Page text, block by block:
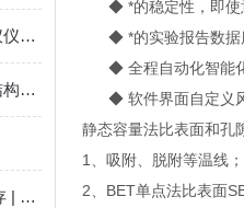
全自动真密度开闭孔率测试仪仪器原理
动态水蒸气吸附仪其主要的结构特点分别是什么？
CCUS技术 | 碳捕集/利用/封存 | 研究表征方法
◆ *的稳定性，即使
◆ *的实验报告数据
◆ 全程自动化智能化
◆ 软件界面自定义
静态容量法比表面和孔
1、吸附、脱附等温线；
2、BET单点法比表面